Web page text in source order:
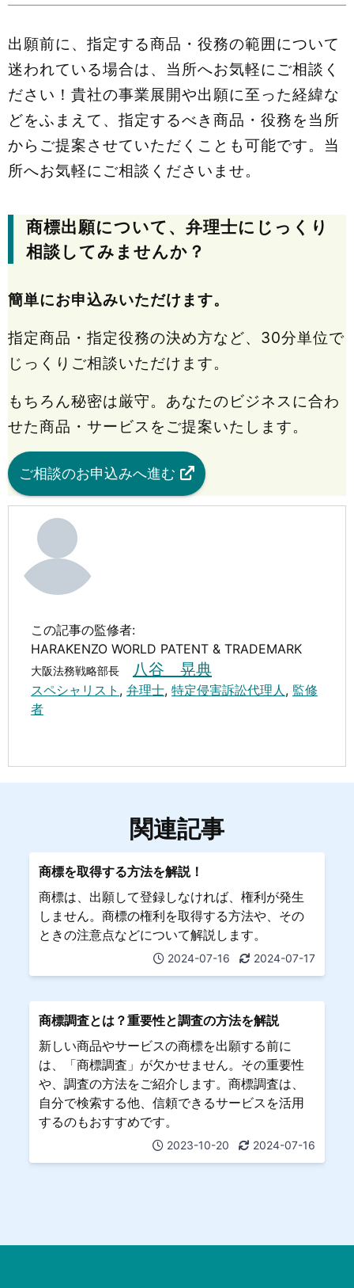
出願前に、指定する商品・役務の範囲について
迷われている場合は、当所へお気軽にご相談く
ださい！貴社の事業展開や出願に至った経緯な
どをふまえて、指定するべき商品・役務を当所
からご提案させていただくことも可能です。当
所へお気軽にご相談くださいませ。
商標出願について、弁理士にじっくり
相談してみませんか？
簡単にお申込みいただけます。
指定商品・指定役務の決め方など、30分単位で
じっくりご相談いただけます。
もちろん秘密は厳守。あなたのビジネスに合わ
せた商品・サービスをご提案いたします。
ご相談のお申込みへ進む
この記事の監修者:
HARAKENZO WORLD PATENT & TRADEMARK
大阪法務戦略部長 八谷 晃典
スペシャリスト , 弁理士, 特定侵害訴訟代理人 , 監修
者
関連記事
商標を取得する方法を解説！
商標は、出願して登録しなければ、権利が発生
しません。商標の権利を取得する方法や、その
ときの注意点などについて解説します。
2024-07-16 2024-07-17
商標調査とは？重要性と調査の方法を解説
新しい商品やサービスの商標を出願する前に
は、「商標調査」が欠かせません。その重要性
や、調査の方法をご紹介します。商標調査は、
自分で検索する他、信頼できるサービスを活用
するのもおすすめです。
2023-10-20 2024-07-16